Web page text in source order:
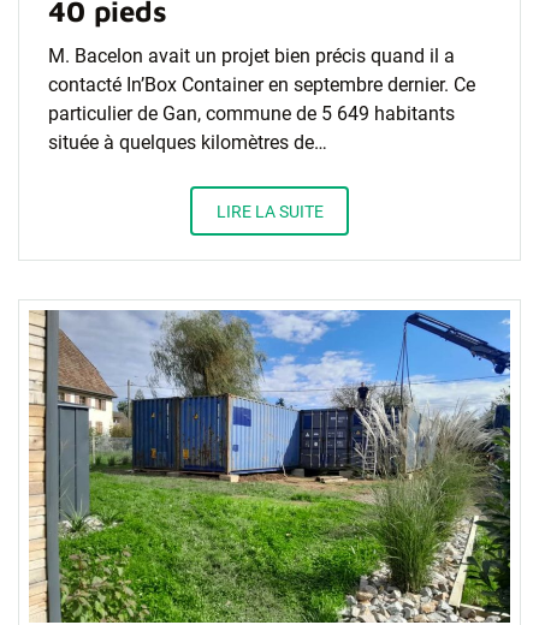
40 pieds
M. Bacelon avait un projet bien précis quand il a
contacté In’Box Container en septembre dernier. Ce
particulier de Gan, commune de 5 649 habitants
située à quelques kilomètres de…
LIRE LA SUITE